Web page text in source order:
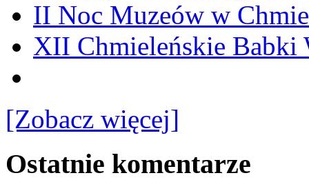
II Noc Muzeów w
XII Chmieleńskie Babki
[Zobacz więcej]
Ostatnie komentarze